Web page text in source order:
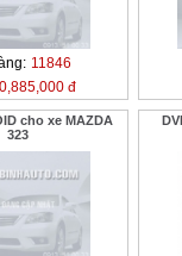
11846
đ
cho xe MAZDA
323